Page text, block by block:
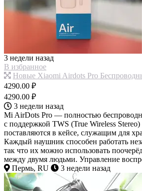
3 недели назад
В избранное
Новые Xiaomi Airdots Pro
4290.00 ₽
4290.00 ₽
3 недели назад
Mi AirDots Pro — полностью
с поддержкой TWS (True Wireless
поставляются в кейсе, служащим для
Каждый наушник способен работать
так что их можно использовать
между двумя людьми. Управление
Пермь, RU
3 недели назад